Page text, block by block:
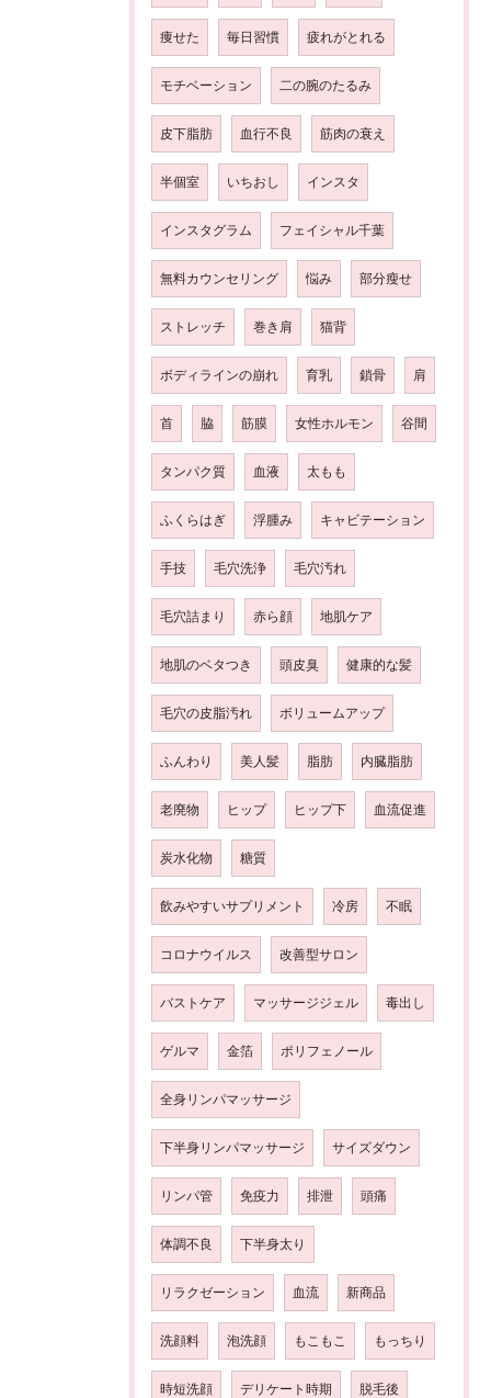
痩せた 毎日習慣 疲れがとれる
モチベーション 二の腕のたるみ
皮下脂肪 血行不良 筋肉の衰え
半個室 いちおし インスタ
インスタグラム フェイシャル千葉
無料カウンセリング 悩み 部分瘦せ
ストレッチ 巻き肩 猫背
ボディラインの崩れ 育乳 鎖骨 肩
首 脇 筋膜 女性ホルモン 谷間
タンパク質 血液 太もも
ふくらはぎ 浮腫み キャビテーション
手技 毛穴洗浄 毛穴汚れ
毛穴詰まり 赤ら顔 地肌ケア
地肌のベタつき 頭皮臭 健康的な髪
毛穴の皮脂汚れ ボリュームアップ
ふんわり 美人髪 脂肪 内臓脂肪
老廃物 ヒップ ヒップ下 血流促進
炭水化物 糖質
飲みやすいサプリメント 冷房 不眠
コロナウイルス 改善型サロン
バストケア マッサージジェル 毒出し
ゲルマ 金箔 ポリフェノール
全身リンパマッサージ
下半身リンパマッサージ サイズダウン
リンパ管 免疫力 排泄 頭痛
体調不良 下半身太り
リラクゼーション 血流 新商品
洗顔料 泡洗顔 もこもこ もっちり
時短洗顔 デリケート時期 脱毛後